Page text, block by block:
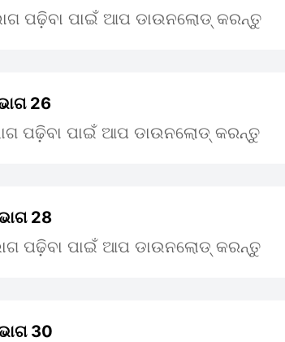
ପଢ଼ିବା ପାଇଁ ଆପ ଡାଉନଲୋଡ୍ କରନ୍ତୁ
26
ପଢ଼ିବା ପାଇଁ ଆପ ଡାଉନଲୋଡ୍ କରନ୍ତୁ
28
ପଢ଼ିବା ପାଇଁ ଆପ ଡାଉନଲୋଡ୍ କରନ୍ତୁ
30